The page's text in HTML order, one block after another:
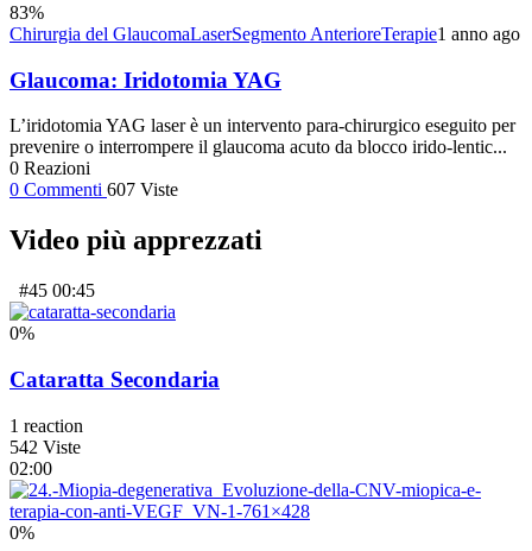
83%
Chirurgia del GlaucomaLaserSegmento AnterioreTerapie1 anno ago
Glaucoma: Iridotomia YAG
L’iridotomia YAG laser è un intervento para-chirurgico eseguito per
prevenire o interrompere il glaucoma acuto da blocco irido-lentic...
0 Reazioni
0 Commenti 607 Viste
Video più apprezzati
#45 00:45
0%
Cataratta Secondaria
1 reaction
542 Viste
02:00
0%